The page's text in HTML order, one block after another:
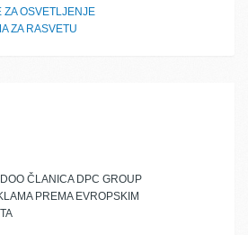
ZA OSVETLJENJE
ZA RASVETU
ČLANICA DPC GROUP
PREMA EVROPSKIM